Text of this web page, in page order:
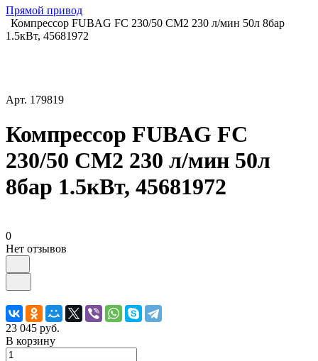
Прямой привод
Компрессор FUBAG FС 230/50 CM2 230 л/мин 50л 8бар
1.5кВт, 45681972
Арт. 179819
Компрессор FUBAG FС
230/50 CM2 230 л/мин 50л
8бар 1.5кВт, 45681972
0
Нет отзывов
23 045 руб.
В корзину